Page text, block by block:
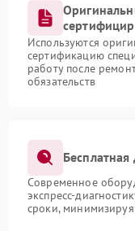
Используются
сертификацию
работу после
обязательств
Современное
экспресс-
сроки,